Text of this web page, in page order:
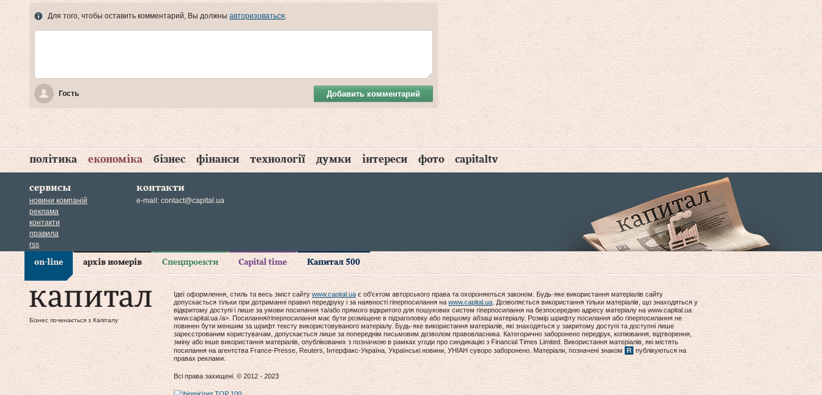
Для того, чтобы оставить комментарий, Вы должны авторизоваться
Гость Добавить комментарий
політика економіка бізнес фінанси технології думки інтереси фото capitaltv
сервисы
новини компаній
реклама
контакти
правила
rss
контакти
e-mail: contact@capital.ua
on-line архів номерів Спецпроекти Capital time Капитал 500
Бізнес починається з Капіталу
Ідеї оформлення, стиль та весь зміст сайту www.capital.ua є об'єктом авторського права та охороняються законом. Будь-яке використання матеріалів сайту
допускається тільки при дотриманні правил передруку і за наявності гіперпосилання на www.capital.ua . Дозволяється використання тільки матеріалів, що знаходяться у
відкритому доступі і лише за умови посилання та/або прямого відкритого для пошукових систем гіперпосилання на безпосередню адресу матеріалу на www.capital.ua
www.capital.ua /a>. Посилання/гіперпосилання має бути розміщене в підзаголовку або першому абзаці матеріалу. Розмір шрифту посилання або гіперпосилання не
повинен бути меншим за шрифт тексту використовуваного матеріалу. Будь-яке використання матеріалів, які знаходяться у закритому доступі та доступні лише
зареєстрованим користувачам, допускається лише за попереднім письмовим дозволом правовласника. Категорично заборонено передрук, копіювання, відтворення,
зміну або інше використання матеріалів, опублікованих з позначкою в рамках угоди про синдикацію з Financial Times Limited. Використання матеріалів, які містять
посилання на агентства France-Presse, Reuters, Інтерфакс-Україна, Українські новини, УНІАН суворо заборонено. Матеріали, позначені знаком
публікуються на
правах реклами.
Всі права захищені. © 2012 - 2023